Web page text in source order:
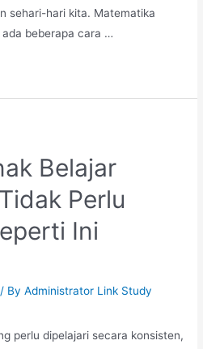
sehari-hari kita. Matematika
beberapa cara …
Belajar
Perlu
Ini
/ ByAdministrator Link Study
perlu dipelajari secara konsisten,